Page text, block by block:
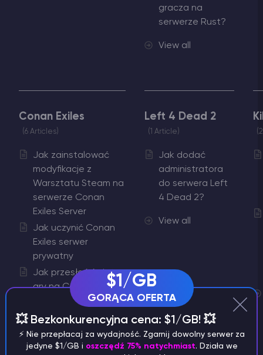
gracza na
serwerze Rust?
View all
Conan Exiles
6 Articles
Jak zainstalować
modyfikacje z
Warsztatu Steam na
serwerze Conan
Exiles Server
Jak uczynić Conan
Exiles serwer
prywatny
Jak przesłać świat
gry na Conan Exiles
Jak włączyć tryb
kreatywny na Conan
Exiles Serwer
Left 4 Dead 2
1 Article
Jak dodać
administratora
do serwera Left
4 Dead 2?
View all
$1/GB
GORĄCA OFERTA
💥 Bezkonkurencyjna cena: $1/GB! 💥
⚡️ Nie przepłacaj za wydajność. Zgarnij dowolny serwer za
jedyne $1/GB i oszczędź 75% natychmiast. Działa we